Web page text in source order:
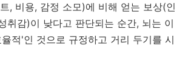
, 비용, 감정 소모)에 비해 얻는 보상(인
취감)이 낮다고 판단되는 순간, 뇌는 이
적'인 것으로 규정하고 거리 두기를 시